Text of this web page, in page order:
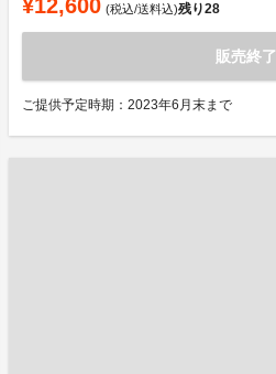
¥12,600 (税込/送料込)残り28
販売終了
ご提供予定時期：2023年6月末まで